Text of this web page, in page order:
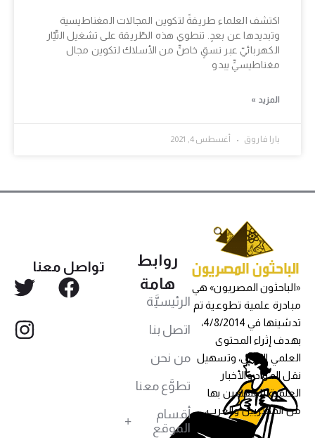
اكتشف العلماء طريقةً لتكوين المجالات المغناطيسية
وتبديدها عن بعدٍ. تنطوي هذه الطّريقة على تشغيل التّيّار
الكهربائيّ عبر نسقٍ خاصٍّ من الأسلاك لتكوين مجال
مغناطيسيٍّ يبدو
المزيد »
يارا فاروق أغسطس 4, 2021
«الباحثون المصريون» هي
مبادرة علمية تطوعية تم
تدشينها في 4/8/2014،
بهدف إثراء المحتوى
العلمي العربي، وتسهيل
نقل المواد والأخبار
العلمية للمهتمين بها
من المصريين والعرب،
روابط
هامة
الرئيسيَّة
اتصل بنا
من نحن
تطوَّع معنا
أقسام
الموقع
تواصل معنا